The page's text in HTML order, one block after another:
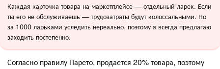
Каждая карточка товара на маркетплейсе — отдельный ларек. Если
ты его не обслуживаешь — трудозатраты будут колоссальными. Но
за 1000 ларьками уследить нереально, поэтому я всегда предлагаю
заходить постепенно.
Согласно правилу Парето, продается 20% товара, поэтому